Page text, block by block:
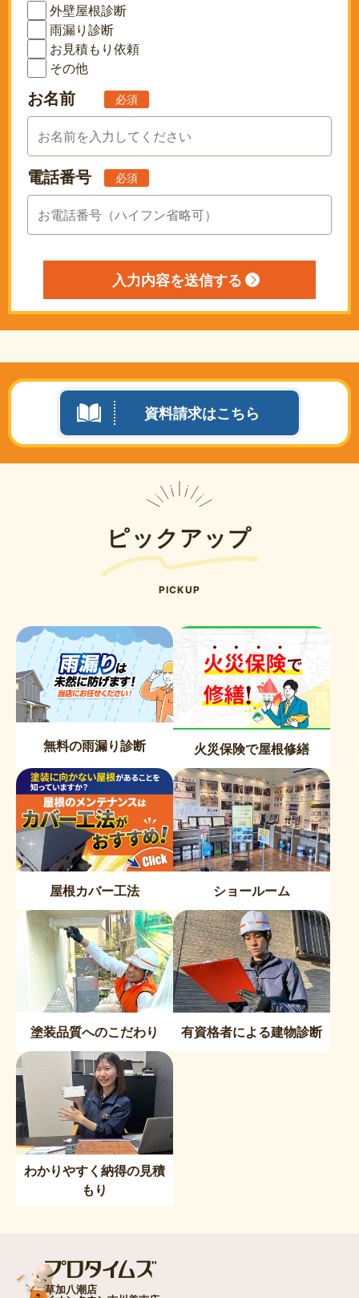
外壁屋根診断
雨漏り診断
お見積もり依頼
その他
お名前 必須
電話番号 必須
資料請求はこちら
ピックアップ
PICKUP
無料の雨漏り診断 火災保険で屋根修繕
屋根カバー工法 ショールーム
塗装品質へのこだわり 有資格者による建物診断
わかりやすく納得の見積
もり
草加八潮店